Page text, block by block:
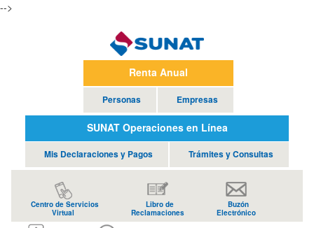
-->
Renta Anual
Personas Empresas
SUNAT Operaciones en Línea
Mis Declaraciones y Pagos Trámites y Consultas
Centro de Servicios
Virtual
Libro de
Reclamaciones
Buzón
Electrónico